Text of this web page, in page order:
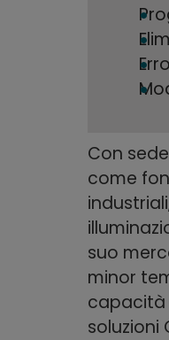
Con
come
suo
minor
capacità
soluzioni